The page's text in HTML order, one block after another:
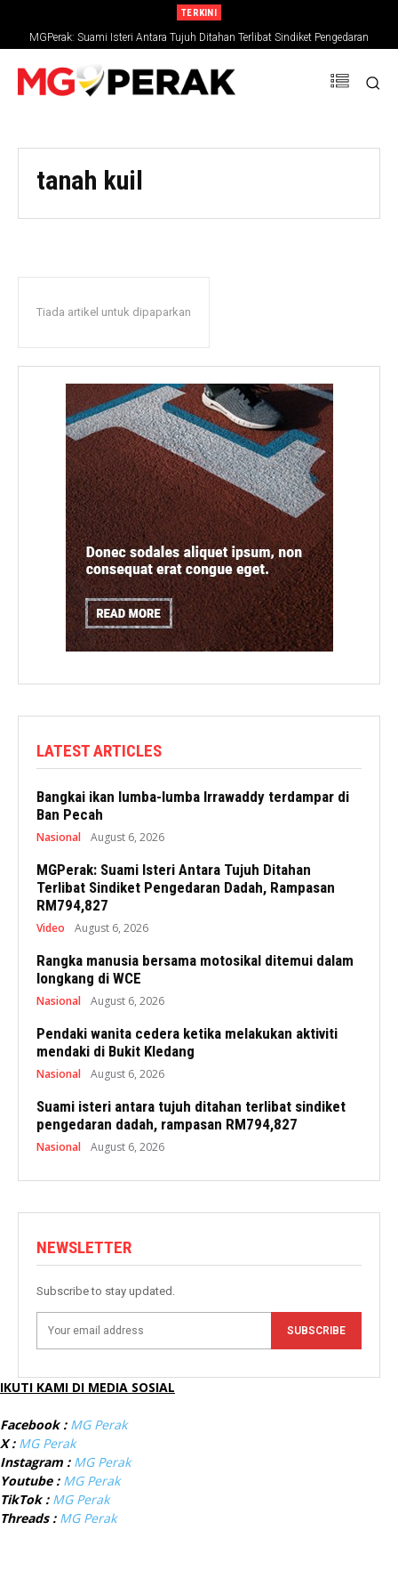
TERKINI
MGPerak: Suami Isteri Antara Tujuh Ditahan Terlibat Sindiket Pengedaran
Dadah, Rampasan RM794,827
Rangka manusia bersama motosikal ditemui dalam longkang di WCE
tanah kuil
Tiada artikel untuk dipaparkan
LATEST ARTICLES
Bangkai ikan lumba-lumba Irrawaddy terdampar di
Ban Pecah
Nasional August 6, 2026
MGPerak: Suami Isteri Antara Tujuh Ditahan
Terlibat Sindiket Pengedaran Dadah, Rampasan
RM794,827
Video August 6, 2026
Rangka manusia bersama motosikal ditemui dalam
longkang di WCE
Nasional August 6, 2026
Pendaki wanita cedera ketika melakukan aktiviti
mendaki di Bukit Kledang
Nasional August 6, 2026
Suami isteri antara tujuh ditahan terlibat sindiket
pengedaran dadah, rampasan RM794,827
Nasional August 6, 2026
NEWSLETTER
Subscribe to stay updated.
SUBSCRIBE
IKUTI KAMI DI MEDIA SOSIAL
Facebook : MG Perak
X : MG Perak
Instagram : MG Perak
Youtube : MG Perak
TikTok : MG Perak
Threads : MG Perak